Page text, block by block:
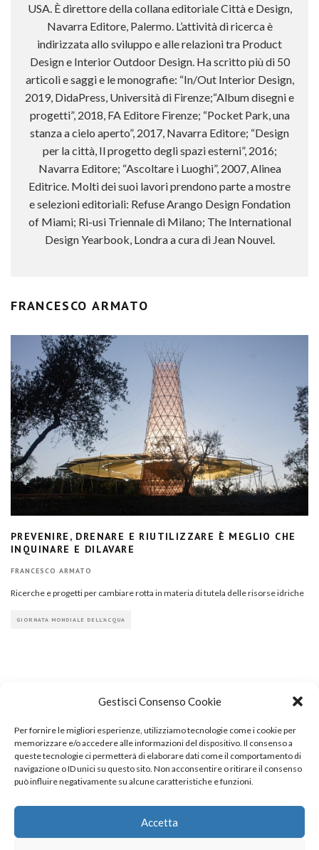
Gestisci Consenso Cookie
Per fornire le migliori esperienze, utilizziamo tecnologie come i cookie per
memorizzare e/o accedere alle informazioni del dispositivo. Il consenso a
queste tecnologie ci permetterà di elaborare dati come il comportamento di
navigazione o ID unici su questo sito. Non acconsentire o ritirare il consenso
può influire negativamente su alcune caratteristiche e funzioni.
Accetta
USA. È direttore della collana editoriale Città e Design,
Navarra Editore, Palermo. L’attività di ricerca è
indirizzata allo sviluppo e alle relazioni tra Product
Design e Interior Outdoor Design. Ha scritto più di 50
articoli e saggi e le monografie: “In/Out Interior Design,
2019, DidaPress, Università di Firenze;“Album disegni e
progetti”, 2018, FA Editore Firenze; “Pocket Park, una
stanza a cielo aperto”, 2017, Navarra Editore; “Design
per la città, Il progetto degli spazi esterni”, 2016;
Navarra Editore; “Ascoltare i Luoghi”, 2007, Alinea
Editrice. Molti dei suoi lavori prendono parte a mostre
e selezioni editoriali: Refuse Arango Design Fondation
of Miami; Ri-usi Triennale di Milano; The International
Design Yearbook, Londra a cura di Jean Nouvel.
FRANCESCO ARMATO
PREVENIRE, DRENARE E RIUTILIZZARE È MEGLIO CHE
INQUINARE E DILAVARE
FRANCESCO ARMATO
Ricerche e progetti per cambiare rotta in materia di tutela delle risorse idriche
GIORNATA MONDIALE DELL'ACQUA
COPYRIGHT
© TheArchitecturalPost 2024
SOCIAL NETWORK